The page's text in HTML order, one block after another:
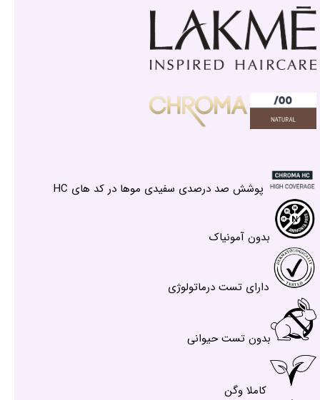
پوشش صد درصدی سفیدی موها در کد های HC
بدون آمونیاک
دارای تست درماتولوژی
بدون تست حیوانی
کاملا وگن